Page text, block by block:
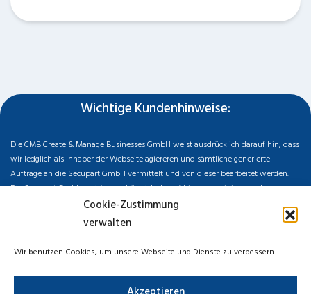
Cookie-Zustimmung
verwalten
Wir benutzen Cookies, um unsere Webseite und Dienste zu verbessern.
Wichtige Kundenhinweise:
Die CMB Create & Manage Businesses GmbH weist ausdrücklich darauf hin, dass
wir ledglich als Inhaber der Webseite agiereren und sämtliche generierte
Aufträge an die Secupart GmbH vermittelt und von dieser bearbeitet werden.
Die Secupart GmbH weist nachdrücklich darauf hin, dass wir in manchen
Ortschaften keine Zweigstelle haben, sondern die gewünschten Services als
mobiler Dienstleister zu unserem fairen Ortstarif bieten. Neben eigenen
zusammen, an die wir den Auftrag dann weiter vermitteln. Im Falle eines
der Fremdfirmen haften. Haftungsansprüche sind direkt gegenüber der
Kooperationsfirma vor Ort zu stellen und nicht an uns zu richten. Entnehmen Sie